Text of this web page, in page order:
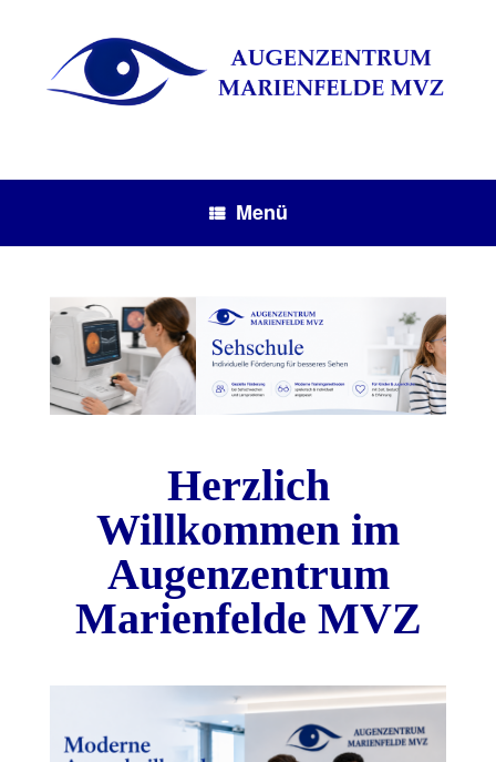
Menü
Herzlich
Willkommen im
Augenzentrum
Marienfelde MVZ